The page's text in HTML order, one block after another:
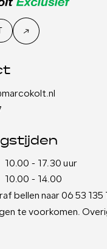
10.00 - 17.30 uur
10.00 - 14.00
bellen naar 06 53 135
te voorkomen.